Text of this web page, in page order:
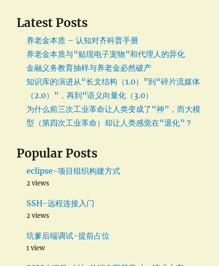
Latest Posts
养老金本质 – 认知对齐科普手册
养老金本质与“贴现电子宠物”和代理人的异化
金融义务教育抽样与养老金必然破产
知识库的演进从“长文结构（1.0）”到“碎片流媒体
（2.0）”，再到“语义向量化（3.0）
为什么前三次工业革命让人类变成了“神”，而大模
型（第四次工业革命）却让人类感觉在“退化”？
Popular Posts
eclipse-项目组织构建方式
2 views
SSH-远程连接入门
2 views
坑爹后端调试-提前占位
1 view